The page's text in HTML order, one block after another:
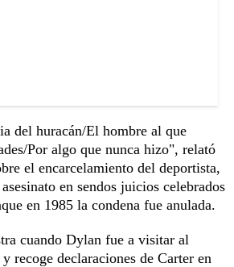
del huracán/El hombre al que
Por algo que nunca hizo", relató
el encarcelamiento del deportista,
en sendos juicios celebrados
en 1985 la condena fue anulada.
cuando Dylan fue a visitar al
recoge declaraciones de Carter en